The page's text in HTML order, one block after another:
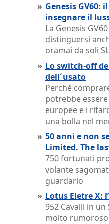
» Genesis GV60:
insegnare il
La Genesis
distinguersi
oramai da soli
» Lo switch-off
dell´usato
Perché
potrebbe
europee e i
una bolla nel
» 50 anni e non
Limited. The
750 fortunati
volante
guardarlo
» Lotus Eletre X:
952 Cavalli in un
molto rumoroso